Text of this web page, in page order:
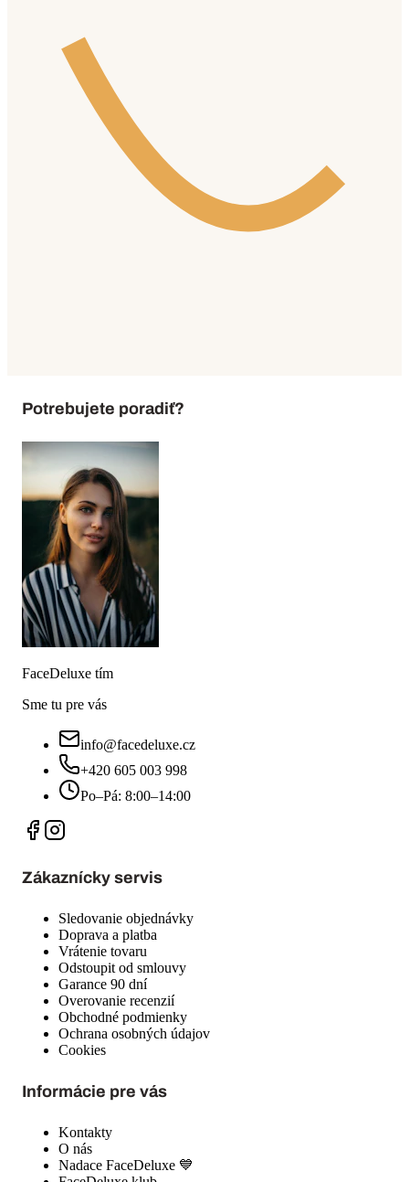
Potrebujete poradiť?
FaceDeluxe tím
Sme tu pre vás
info@facedeluxe.cz
+420 605 003 998
Po–Pá: 8:00–14:00
Zákaznícky servis
Sledovanie objednávky
Doprava a platba
Vrátenie tovaru
Odstoupit od smlouvy
Garance 90 dní
Overovanie recenzií
Obchodné podmienky
Ochrana osobných údajov
Cookies
Informácie pre vás
Kontakty
O nás
Nadace FaceDeluxe 💙